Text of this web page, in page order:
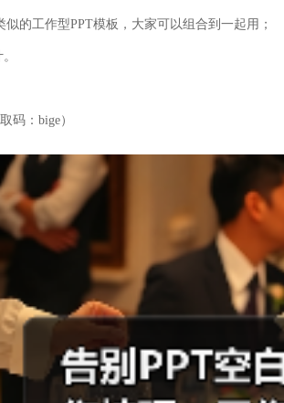
的工作型PPT模板，大家可以组合到一起用；
码：bige）